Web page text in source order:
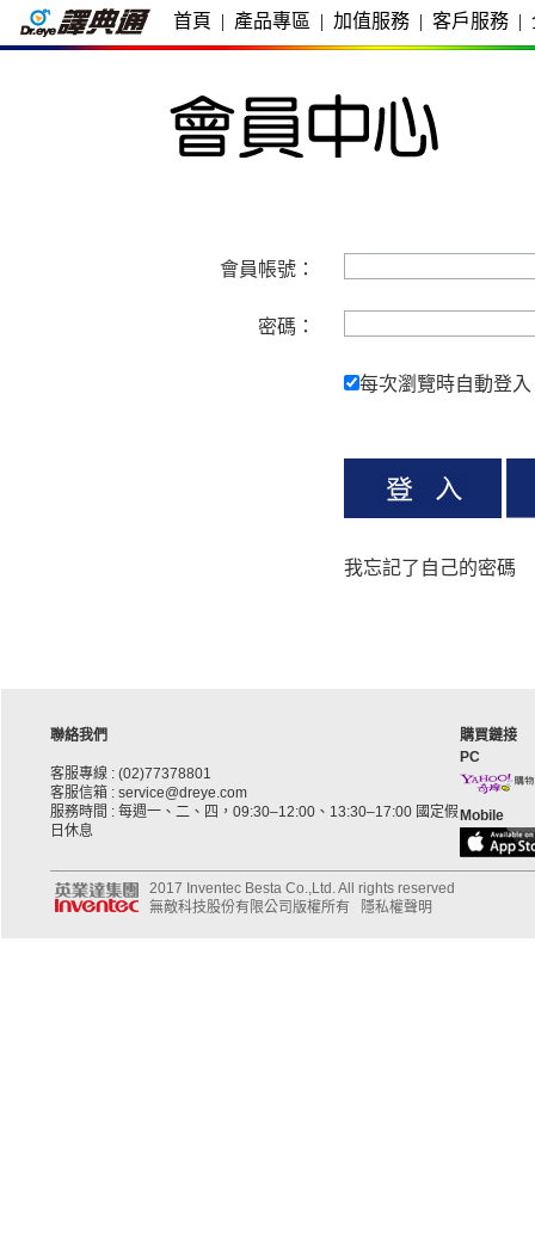
首頁 | 產品專區 | 加值服務 | 客戶服務 |
會員帳號：
密碼：
每次瀏覽時自動登入
我忘記了自己的密碼
聯絡我們
客服專線 : (02)77378801
客服信箱 : service@dreye.com
服務時間 : 每週一、二、四，09:30–12:00、13:30–17:00 國定假
日休息
購買鏈接
PC
Mobile
2017 Inventec Besta Co.,Ltd. All rights reserved
無敵科技股份有限公司版權所有
隱私權聲明